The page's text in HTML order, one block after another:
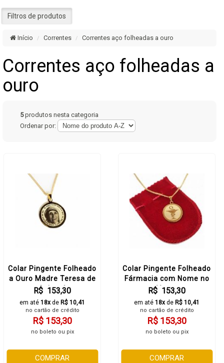
Filtros de produtos
Início Correntes Correntes aço folheadas a ouro
Correntes aço folheadas a
ouro
5produtos nesta categoria
Ordenar por:
Colar Pingente Folheado
a Ouro Madre Teresa de
Calcutá
R$ 153,30
em até 18xde R$ 10,41
no cartão de crédito
R$ 153,30
no boleto ou pix
COMPRAR
Colar Pingente Folheado
Fármacia com Nome no
Verso
R$ 153,30
em até 18xde R$ 10,41
no cartão de crédito
R$ 153,30
no boleto ou pix
COMPRAR